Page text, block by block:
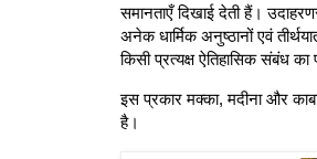
समानताएँ दिखाई देती हैं।
अनेक धार्मिक अनुष्ठानों एवं
किसी प्रत्यक्ष ऐतिहासिक संबंध का
इस प्रकार मक्का, मदीना और
है।